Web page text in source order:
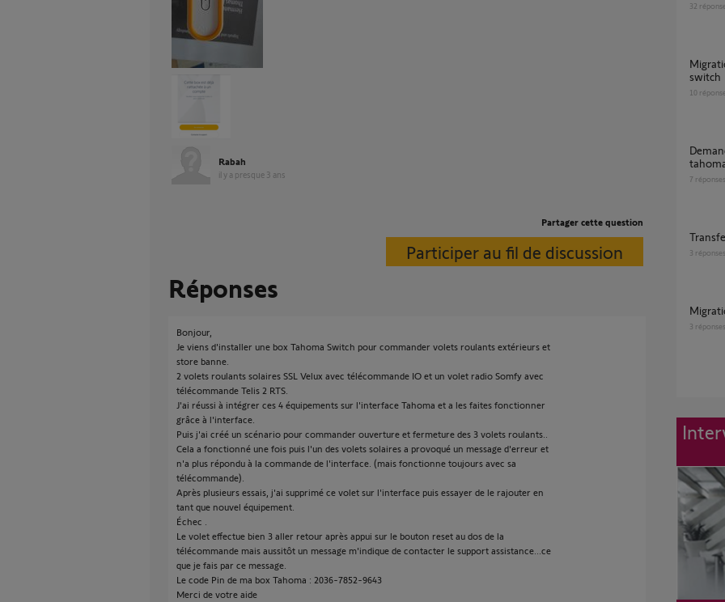
Rabah
il y a presque 3 ans
Partager cette question
Participer au fil de discussion
Réponses
Bonjour,
Je viens d'installer une box Tahoma Switch pour commander volets roulants extérieurs et
store banne.
2 volets roulants solaires SSL Velux avec télécommande IO et un volet radio Somfy avec
télécommande Telis 2 RTS.
J'ai réussi à intégrer ces 4 équipements sur l'interface Tahoma et a les faites fonctionner
grâce à l'interface.
Puis j'ai créé un scénario pour commander ouverture et fermeture des 3 volets roulants..
Cela a fonctionné une fois puis l'un des volets solaires a provoqué un message d'erreur et
n'a plus répondu à la commande de l'interface. (mais fonctionne toujours avec sa
télécommande).
Après plusieurs essais, j'ai supprimé ce volet sur l'interface puis essayer de le rajouter en
tant que nouvel équipement.
Échec .
Le volet effectue bien 3 aller retour après appui sur le bouton reset au dos de la
télécommande mais aussitôt un message m'indique de contacter le support assistance...ce
que je fais par ce message.
Le code Pin de ma box Tahoma : 2036-7852-9643
Merci de votre aide
32
Migration de tahoma mini vers tahoma
switch
10
Demande transfert clé IO tahoma Box vers
7 réponses
3 réponses
3 réponses